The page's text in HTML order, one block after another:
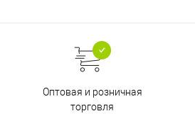
Оптовая и розничная
торговля